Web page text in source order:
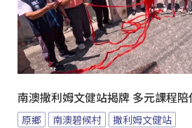
南澳撒利姆文健站揭牌 多元課程陪
原鄉 南澳碧候村 撒利姆文健站